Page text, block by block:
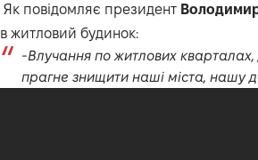
Як повідомляє президент
в житловий будинок:
-Влучання по житлових
прагне знищити наші міста, нашу